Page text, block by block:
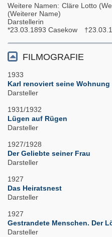
Weitere Namen Cläre Lotto
(Weiterer Name)
Darstellerin
23.03.1893 Casekow
FILMOGRAFIE
1933
Karl renoviert seine Wohnung
Darsteller
1931/1932
Lügen auf Rügen
Darsteller
1927/1928
Der Geliebte seiner Frau
Darsteller
1927
Das Heiratsnest
Darsteller
1927
Gestrandete Menschen. Der
Darsteller